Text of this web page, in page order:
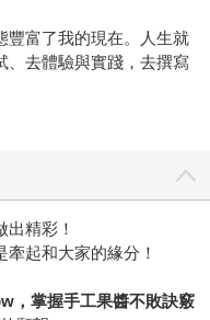
豐富了我的現在。人生就
、去體驗與實踐，去撰寫
精彩！
起和大家的緣分！
，掌握手工果醬不敗訣竅